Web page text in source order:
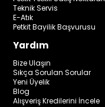
Teknik Servis
E-Atık
Petkit Bayilik Başvurusu
Yardım
Bize Ulaşın
Sıkça Sorulan Sorular
Yeni Üyelik
Blog
Alışveriş Kredilerini İncele